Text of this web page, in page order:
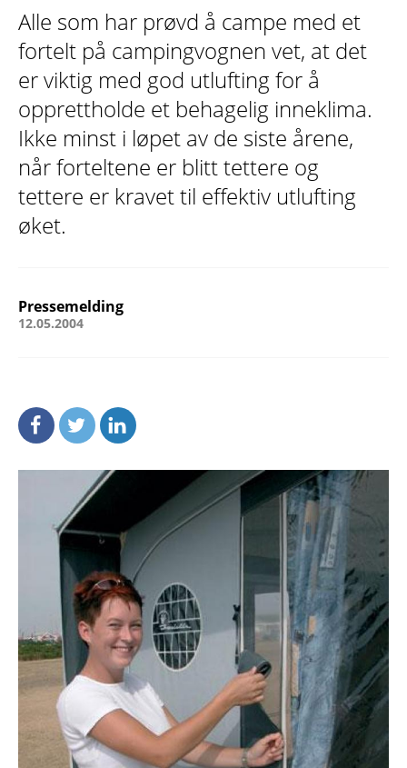
Alle som har prøvd å campe med et
fortelt på campingvognen vet, at det
er viktig med god utlufting for å
opprettholde et behagelig inneklima.
Ikke minst i løpet av de siste årene,
når forteltene er blitt tettere og
tettere er kravet til effektiv utlufting
øket.
Pressemelding
12.05.2004